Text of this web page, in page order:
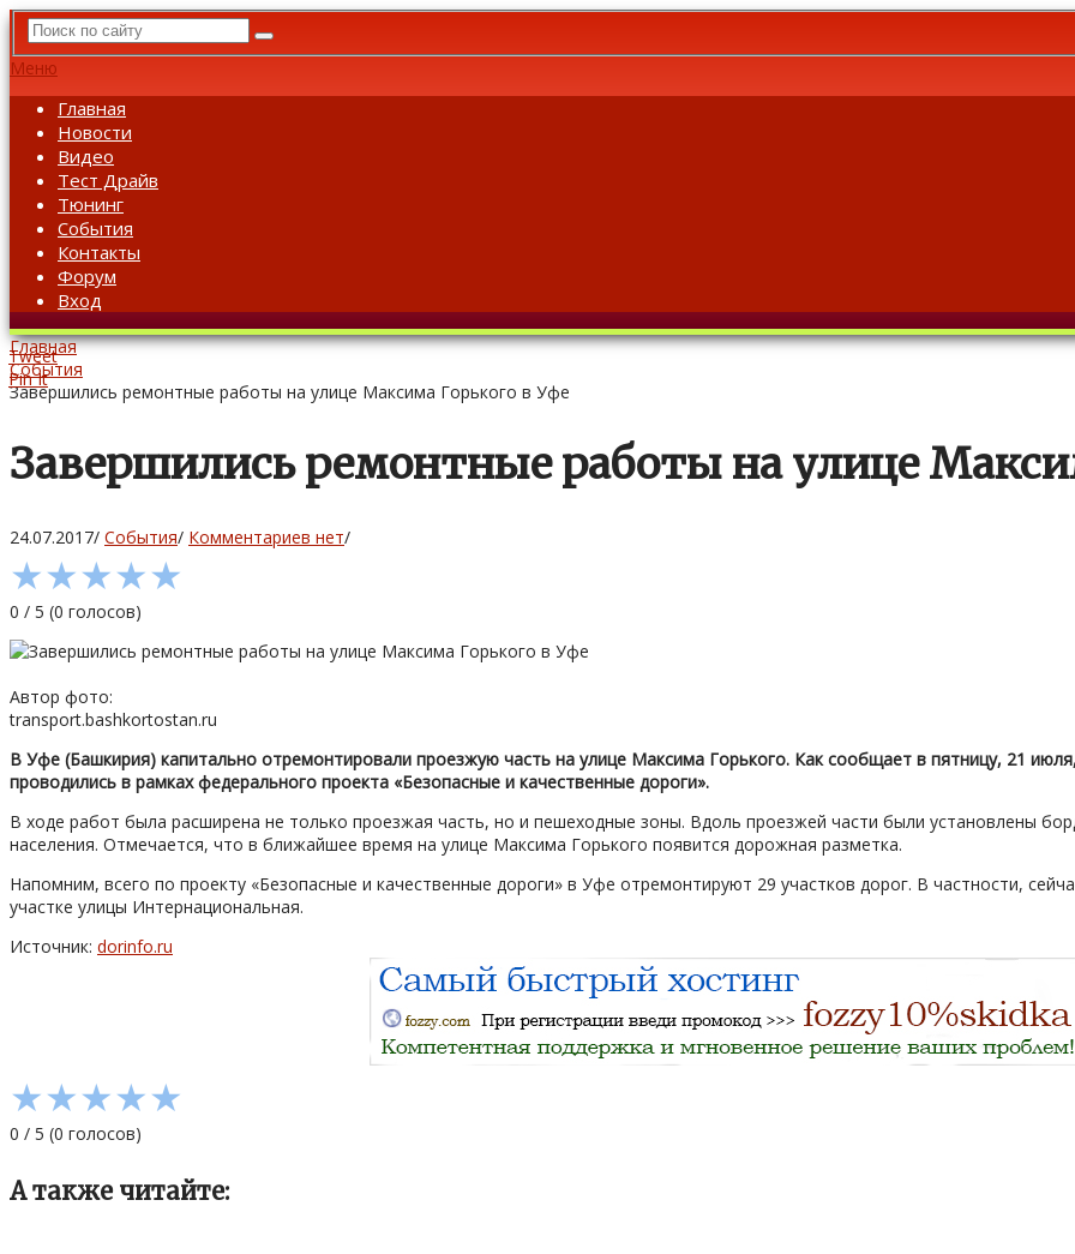
Меню
Главная
Новости
Видео
Тест Драйв
Тюнинг
События
Контакты
Форум
Вход
Главная
События
Завершились ремонтные работы на улице Максима Горького в Уфе
Завершились ремонтные работы на улице
24.07.2017/ События/ Комментариев нет/
★★★★★
0 / 5 (0 голосов)
Автор фото:
transport.bashkortostan.ru
В Уфе (Башкирия) капитально отремонтировали проезжую часть на улице Максима Горького. Как сообщает в пятницу, 21
проводились в рамках федерального проекта «Безопасные и качественные дороги».
В ходе работ была расширена не только проезжая часть, но и пешеходные зоны. Вдоль проезжей части были установлены
населения. Отмечается, что в ближайшее время на улице Максима Горького появится дорожная разметка.
Напомним, всего по проекту «Безопасные и качественные дороги» в Уфе отремонтируют 29 участков дорог. В частности,
участке улицы Интернациональная.
Источник: dorinfo.ru
★★★★★
0 / 5 (0 голосов)
Tweet
Pin It
А также читайте: